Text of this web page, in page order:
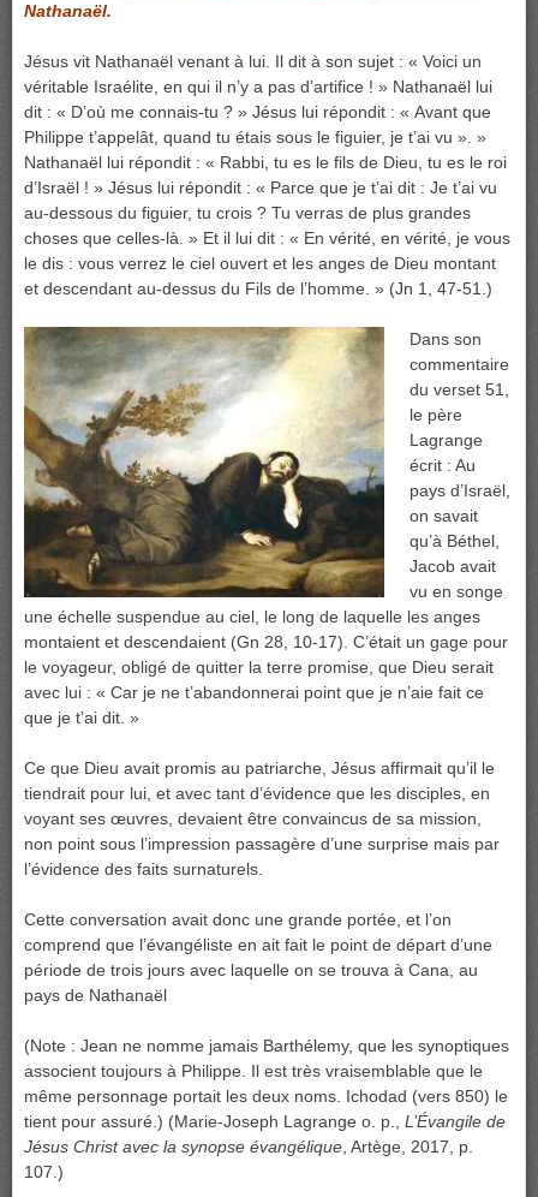
Nathanaël.
Jésus vit Nathanaël venant à lui. Il dit à son sujet : « Voici un
véritable Israélite, en qui il n’y a pas d’artifice ! » Nathanaël lui
dit : « D’où me connais-tu ? » Jésus lui répondit : « Avant que
Philippe t’appelât, quand tu étais sous le figuier, je t’ai vu ». »
Nathanaël lui répondit : « Rabbi, tu es le fils de Dieu, tu es le roi
d’Israël ! » Jésus lui répondit : « Parce que je t’ai dit : Je t’ai vu
au-dessous du figuier, tu crois ? Tu verras de plus grandes
choses que celles-là. » Et il lui dit : « En vérité, en vérité, je vous
le dis : vous verrez le ciel ouvert et les anges de Dieu montant
et descendant au-dessus du Fils de l’homme. » (Jn 1, 47-51.)
Dans son
commentaire
du verset 51,
le père
Lagrange
écrit : Au
pays d’Israël,
on savait
qu’à Béthel,
Jacob avait
vu en songe
une échelle suspendue au ciel, le long de laquelle les anges
montaient et descendaient (Gn 28, 10-17). C’était un gage pour
le voyageur, obligé de quitter la terre promise, que Dieu serait
avec lui : « Car je ne t’abandonnerai point que je n’aie fait ce
que je t’ai dit. »
Ce que Dieu avait promis au patriarche, Jésus affirmait qu’il le
tiendrait pour lui, et avec tant d’évidence que les disciples, en
voyant ses œuvres, devaient être convaincus de sa mission,
non point sous l’impression passagère d’une surprise mais par
l’évidence des faits surnaturels.
Cette conversation avait donc une grande portée, et l’on
comprend que l’évangéliste en ait fait le point de départ d’une
période de trois jours avec laquelle on se trouva à Cana, au
pays de Nathanaël
(Note : Jean ne nomme jamais Barthélemy, que les synoptiques
associent toujours à Philippe. Il est très vraisemblable que le
même personnage portait les deux noms. Ichodad (vers 850) le
tient pour assuré.) (Marie-Joseph Lagrange o. p., L’Évangile de
Jésus Christ avec la synopse évangélique , Artège, 2017, p.
107.)